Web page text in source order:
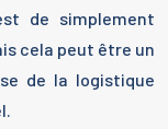
de simplement
cela peut être un
de la logistique